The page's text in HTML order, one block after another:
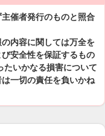
催者発行のものと照合
内容に関しては万全を
安全性を保証するもの
たいかなる損害について
一切の責任を負いかね